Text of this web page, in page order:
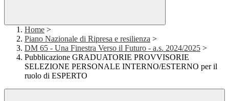
Home >
Piano Nazionale di Ripresa e resilienza >
DM 65 - Una Finestra Verso il Futuro - a.s. 2024/2025 >
Pubblicazione GRADUATORIE PROVVISORIE
SELEZIONE PERSONALE INTERNO/ESTERNO per il
ruolo di ESPERTO